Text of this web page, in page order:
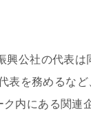
公社の代表は
を務めるなど
内にある関連